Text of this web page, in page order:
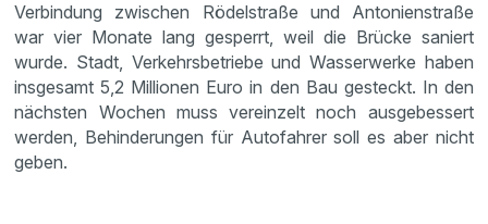
Verbin­dung zwischen Rödel­straße und Antoni­en­straße
war vier Monate lang gesperrt, weil die Brücke saniert
wurde. Stadt, Verkehrs­be­triebe und Wasser­werke haben
insge­samt 5,2 Millionen Euro in den Bau gesteckt. In den
nächsten Wochen muss verein­zelt noch ausge­bes­sert
werden, Behin­de­rungen für Autofahrer soll es aber nicht
geben.